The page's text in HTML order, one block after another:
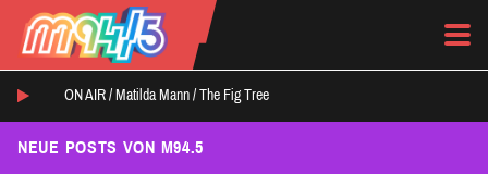
ON AIR / Matilda Mann / The Fig Tree
NEUE POSTS VON M94.5